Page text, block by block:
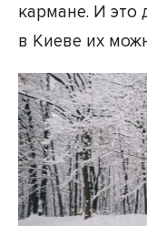
кармане. И это
в Киеве их